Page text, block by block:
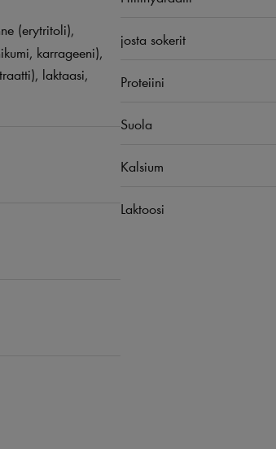
(erytritoli),
karrageeni),
laktaasi,
josta sokerit
Proteiini
Suola
Kalsium
Laktoosi